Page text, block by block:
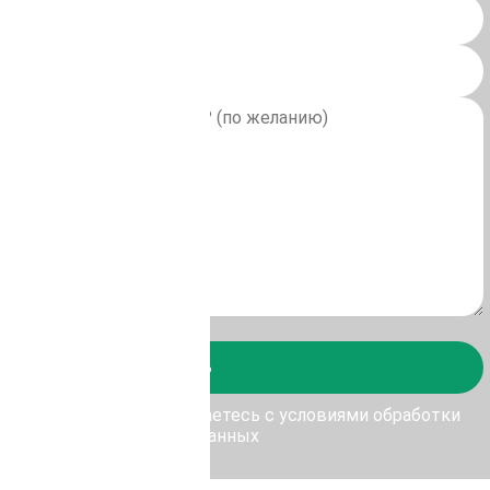
Отправить
Отправить, Вы соглашаетесь с условиями обработки
персональных данных